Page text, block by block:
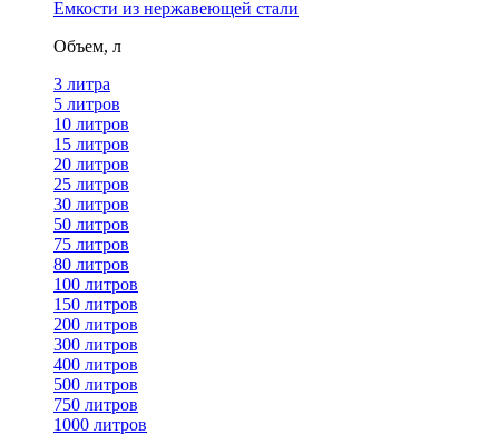
Емкости из нержавеющей стали
Объем, л
3 литра
5 литров
10 литров
15 литров
20 литров
25 литров
30 литров
50 литров
75 литров
80 литров
100 литров
150 литров
200 литров
300 литров
400 литров
500 литров
750 литров
1000 литров